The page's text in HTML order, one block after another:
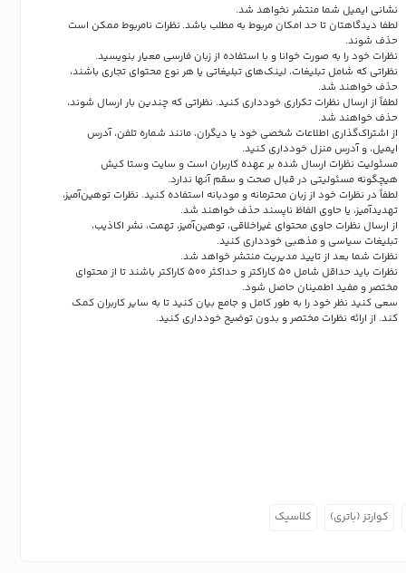
نشانی ایمیل شما منتشر نخواهد شد.
لطفا دیدگاهتان تا حد امکان مربوط به مطلب باشد. نظرات نامربوط ممکن است
حذف شوند.
نظرات خود را به صورت خوانا و با استفاده از زبان فارسی معیار بنویسید.
نظراتی که شامل تبلیغات، لینک‌های تبلیغاتی یا هر نوع محتوای تجاری باشند،
حذف خواهند شد.
لطفاً از ارسال نظرات تکراری خودداری کنید. نظراتی که چندین بار ارسال شوند،
حذف خواهند شد.
از اشتراک‌گذاری اطلاعات شخصی خود یا دیگران، مانند شماره تلفن، آدرس
ایمیل، و آدرس منزل خودداری کنید.
مسئولیت نظرات ارسال شده بر عهده کاربران است و سایت وستا کیش
هیچگونه مسئولیتی در قبال صحت و سقم آنها ندارد.
لطفاً در نظرات خود از زبان محترمانه و مودبانه استفاده کنید. نظرات توهین‌آمیز،
تهدیدآمیز، یا حاوی الفاظ ناپسند حذف خواهند شد.
از ارسال نظرات حاوی محتوای غیراخلاقی، توهین‌آمیز، تهمت، نشر اکاذیب،
تبلیغات سیاسی و مذهبی خودداری کنید.
نظرات شما بعد از تایید مدیریت منتشر خواهد شد.
نظرات باید حداقل شامل 50 کاراکتر و حداکثر 500 کاراکتر باشند تا از محتوای
مختصر و مفید اطمینان حاصل شود.
سعی کنید نظر خود را به طور کامل و جامع بیان کنید تا به سایر کاربران کمک
کند. از ارائه نظرات مختصر و بدون توضیح خودداری کنید.
کوارتز (باتری) کلاسیک